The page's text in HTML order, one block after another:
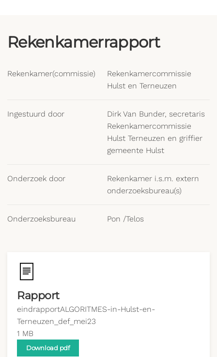
Rekenkamerrapport
Rekenkamer(commissie)
Rekenkamercommissie
Hulst en Terneuzen
Ingestuurd door
Dirk Van Bunder, secretaris
Rekenkamercommissie
Hulst Terneuzen en griffier
gemeente Hulst
Onderzoek door
Rekenkamer i.s.m. extern
onderzoeksbureau(s)
Onderzoeksbureau Pon /Telos
Rapport
eindrapportALGORITMES-in-Hulst-en-
Terneuzen_def_mei23
1 MB
Download pdf